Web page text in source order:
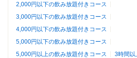
2,000円以下の飲み放題付きコース
3,000円以下の飲み放題付きコース
4,000円以下の飲み放題付きコース
5,000円以下の飲み放題付きコース
5,000円以上の飲み放題付きコース
3時間以